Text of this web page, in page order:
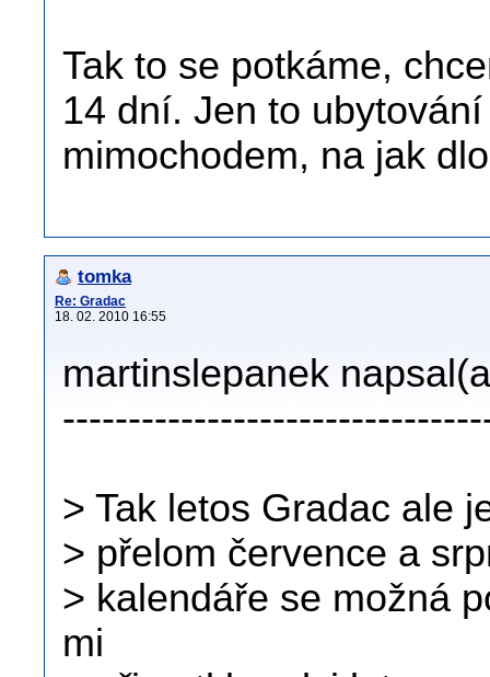
Tak to se potkáme,
14 dní. Jen to
mimochodem, na jak
tomka
Re: Gradac
18. 02. 2010 16:55
martinslepanek
> Tak letos Gradac ale
> přelom července a
> kalendáře se možná
mi